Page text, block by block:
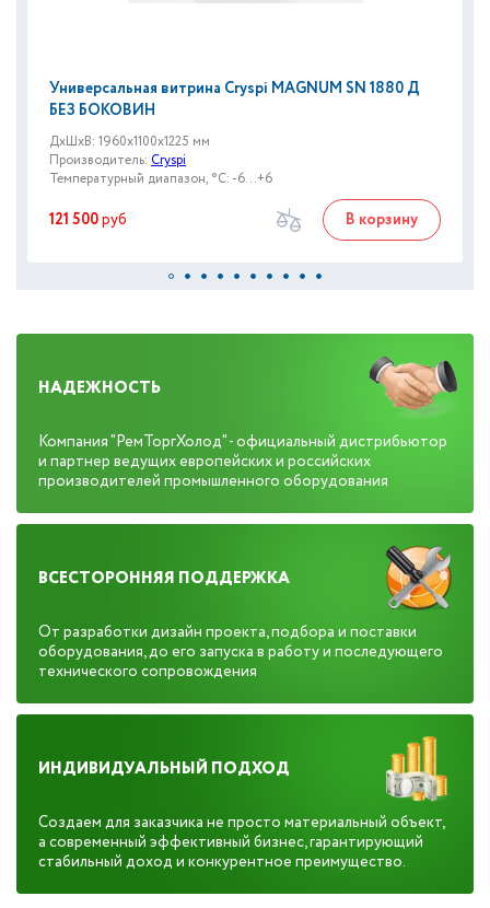
Универсальная витрина Cryspi MAGNUM SN 1880 Д
БЕЗ БОКОВИН
ДxШxВ: 1960x1100x1225 мм
Производитель: Cryspi
Температурный диапазон, °C: -6...+6
121 500руб В корзину
НАДЕЖНОСТЬ
Компания "РемТоргХолод" - официальный дистрибьютор
и партнер ведущих европейских и российских
производителей промышленного оборудования
ВСЕСТОРОННЯЯ ПОДДЕРЖКА
От разработки дизайн проекта, подбора и поставки
оборудования, до его запуска в работу и последующего
технического сопровождения
ИНДИВИДУАЛЬНЫЙ ПОДХОД
Создаем для заказчика не просто материальный объект,
а современный эффективный бизнес, гарантирующий
стабильный доход и конкурентное преимущество.